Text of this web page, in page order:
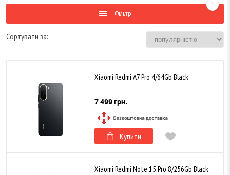
Фільтр
1
Сортувати за:
Xiaomi Redmi A7 Pro 4/64Gb Black
7 499 грн.
Купити
Xiaomi Redmi Note 15 Pro 8/256Gb Black